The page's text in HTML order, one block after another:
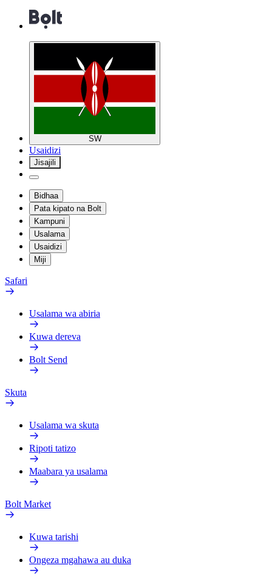
SW
Usaidizi
Jisajili
Bidhaa
Pata kipato na Bolt
Kampuni
Usalama
Usaidizi
Miji
Safari
Usalama wa abiria
Kuwa dereva
Bolt Send
Skuta
Usalama wa skuta
Ripoti tatizo
Maabara ya usalama
Bolt Market
Kuwa tarishi
Ongeza mgahawa au duka